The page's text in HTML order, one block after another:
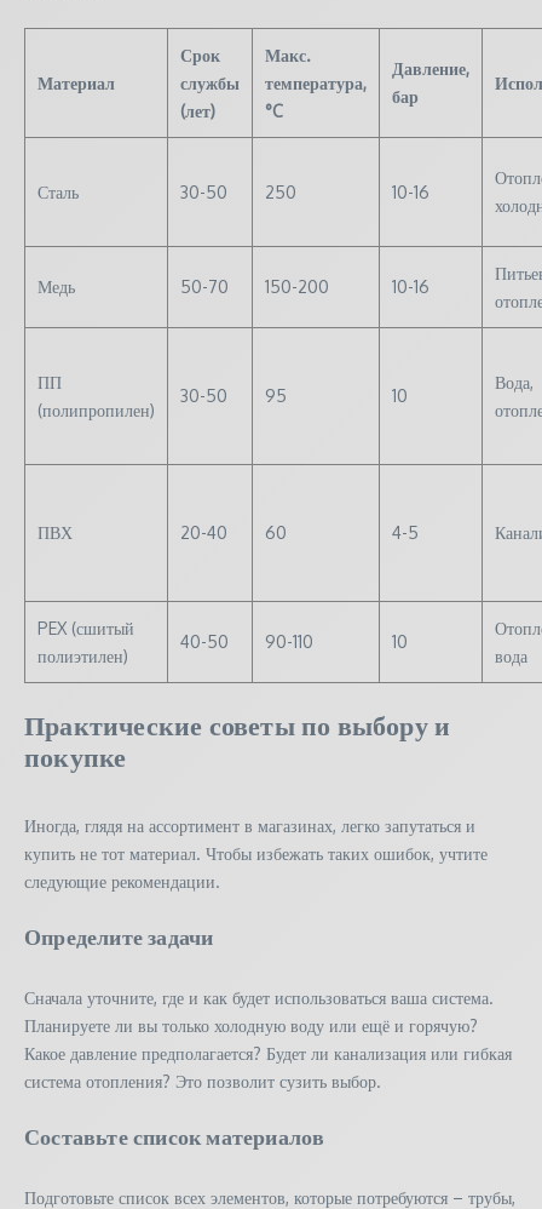
Материал
Срок
службы
(лет)
Макс.
температура,
°C
Давление,
бар
Сталь 30-50 250 10-16
Медь 50-70 150-200 10-16
ПП
(полипропилен)
30-50 95 10
Вода,
ПВХ 20-40 60 4-5
PEX (сшитый
полиэтилен)
40-50 90-110 10
вода
Практические советы по выбору и
покупке
Иногда, глядя на ассортимент в магазинах, легко запутаться и
купить не тот материал. Чтобы избежать таких ошибок, учтите
следующие рекомендации.
Определите задачи
Сначала уточните, где и как будет использоваться ваша система.
Планируете ли вы только холодную воду или ещё и горячую?
Какое давление предполагается? Будет ли канализация или гибкая
система отопления? Это позволит сузить выбор.
Составьте список материалов
Подготовьте список всех элементов, которые потребуются – трубы,